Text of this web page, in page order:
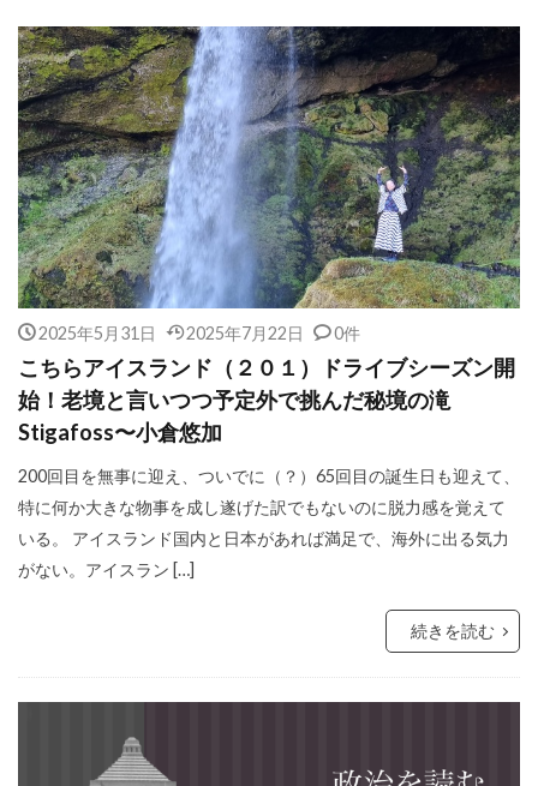
2025年5月31日 2025年7月22日 0件
こちらアイスランド（２０１）ドライブシーズン開
始！老境と言いつつ予定外で挑んだ秘境の滝
Stigafoss〜小倉悠加
200回目を無事に迎え、ついでに（？）65回目の誕生日も迎えて、
特に何か大きな物事を成し遂げた訳でもないのに脱力感を覚えて
いる。 アイスランド国内と日本があれば満足で、海外に出る気力
がない。アイスラン […]
続きを読む